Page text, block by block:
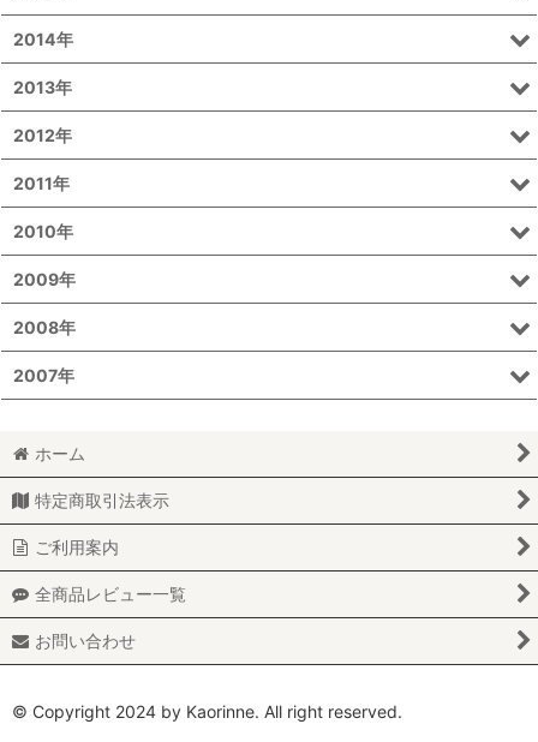
2014年
2013年
2012年
2011年
2010年
2009年
2008年
2007年
ホーム
特定商取引法表示
ご利用案内
全商品レビュー一覧
お問い合わせ
© Copyright 2024 by Kaorinne. All right reserved.